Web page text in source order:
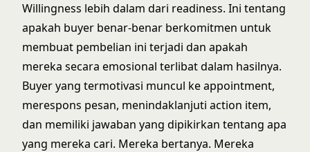
Willingness lebih dalam dari readiness. Ini tentang
apakah buyer benar-benar berkomitmen untuk
membuat pembelian ini terjadi dan apakah
mereka secara emosional terlibat dalam hasilnya.
Buyer yang termotivasi muncul ke appointment,
merespons pesan, menindaklanjuti action item,
dan memiliki jawaban yang dipikirkan tentang apa
yang mereka cari. Mereka bertanya. Mereka